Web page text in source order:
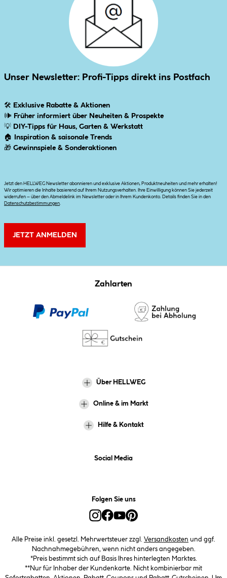
Unser Newsletter: Profi-Tipps direkt ins Postfach
🛠 Exklusive Rabatte & Aktionen
🕪 Früher informiert über Neuheiten & Prospekte
💡 DIY-Tipps für Haus, Garten & Werkstatt
🏠
Inspiration & saisonale Trends
🎁 Gewinnspiele & Sonderaktionen
Jetzt den HELLWEG Newsletter abonnieren und exklusive Aktionen, Produktneuheiten und mehr erhalten!
Wir optimieren die Inhalte basierend auf Ihrem Nutzungsverhalten. Ihre Einwilligung können Sie jederzeit
widerrufen – über den Abmeldelink im Newsletter oder in Ihrem Kundenkonto. Details finden Sie in den
Datenschutzbestimmungen.
JETZT ANMELDEN
Zahlarten
Über HELLWEG
Online & im Markt
Hilfe & Kontakt
Social Media
Folgen Sie uns
Alle Preise inkl. gesetzl. Mehrwertsteuer zzgl. Versandkosten und ggf.
Nachnahmegebühren, wenn nicht anders angegeben.
*Preis bestimmt sich auf Basis Ihres hinterlegten Marktes.
**Nur für Inhaber der Kundenkarte. Nicht kombinierbar mit